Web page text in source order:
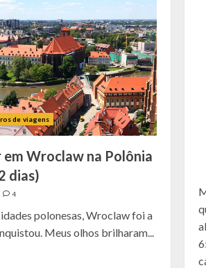
1
de viagens
em Wroclaw na Polônia
dias)
4
polonesas, Wroclaw foi a
Meus olhos brilharam...